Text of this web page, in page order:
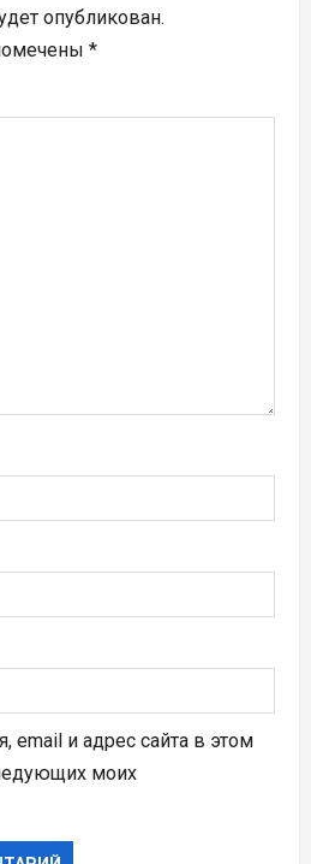
опубликован.
*
email и адрес сайта в этом
моих